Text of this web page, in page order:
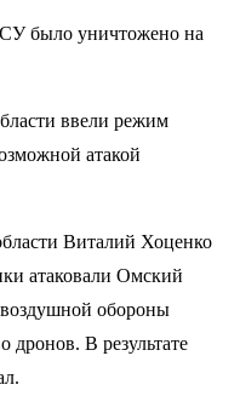
было уничтожено на
ввели режим
атакой
Виталий Хоценко
атаковали Омский
обороны
дронов. В результате